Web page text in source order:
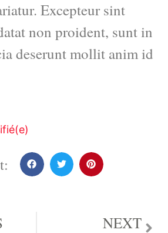
Excepteur sint
non proident, sunt in
deserunt mollit anim id
NEXT